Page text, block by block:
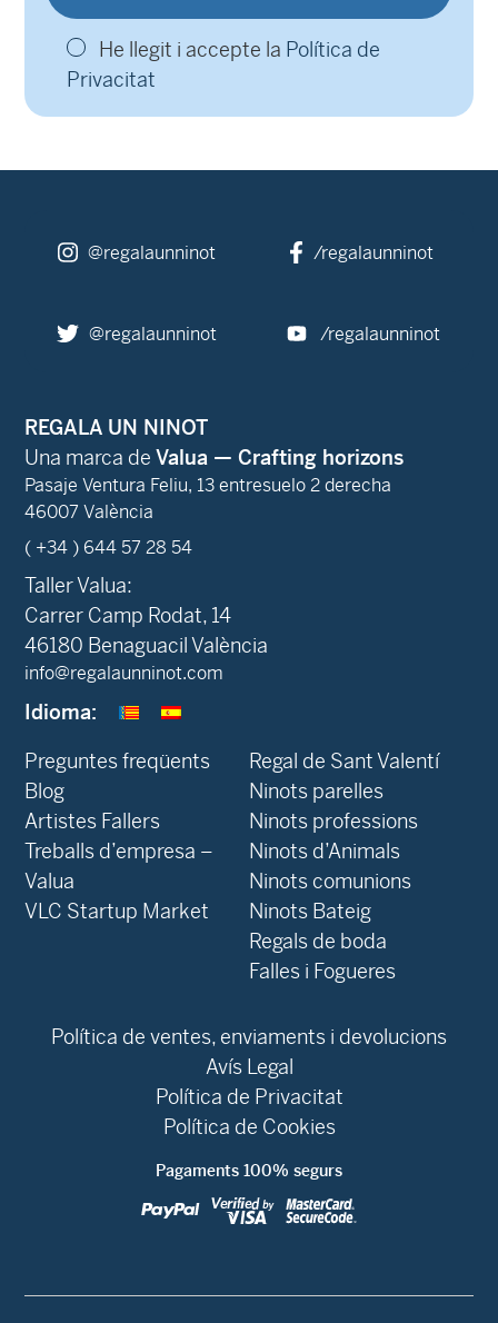
He llegit i accepte la Política de
Privacitat
@regalaunninot /regalaunninot
@regalaunninot /regalaunninot
REGALA UN NINOT
Una marca de Valua — Crafting horizons
Pasaje Ventura Feliu, 13 entresuelo 2 derecha
46007 València
( +34 ) 644 57 28 54
Taller Valua:
Carrer Camp Rodat, 14
46180 Benaguacil València
info@regalaunninot.com
Idioma:
Preguntes freqüents
Blog
‍Artistes Fallers
Treballs d’empresa –
Valua
VLC Startup Market
Regal de Sant Valentí
Ninots parelles
Ninots professions
Ninots d’Animals
Ninots comunions
Ninots Bateig
Regals de boda
Falles i Fogueres
Política de ventes, enviaments i devolucions
Avís Legal
Política de Privacitat
Política de Cookies
Pagaments 100% segurs